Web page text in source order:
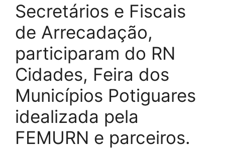
Secretários e Fiscais
de Arrecadação,
participaram do RN
Cidades, Feira dos
Municípios Potiguares
idealizada pela
FEMURN e parceiros.